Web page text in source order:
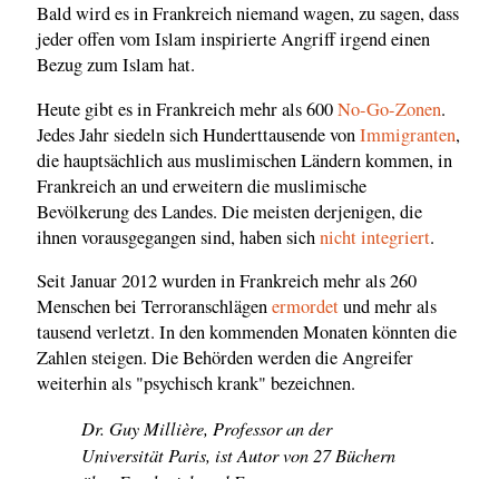
Bald wird es in Frankreich niemand wagen, zu sagen, dass
jeder offen vom Islam inspirierte Angriff irgend einen
Bezug zum Islam hat.
Heute gibt es in Frankreich mehr als 600No-Go-Zonen.
Jedes Jahr siedeln sich Hunderttausende vonImmigranten,
die hauptsächlich aus muslimischen Ländern kommen, in
Frankreich an und erweitern die muslimische
Bevölkerung des Landes. Die meisten derjenigen, die
ihnen vorausgegangen sind, haben sichnicht integriert.
Seit Januar 2012 wurden in Frankreich mehr als 260
Menschen bei Terroranschlägenermordetund mehr als
tausend verletzt. In den kommenden Monaten könnten die
Zahlen steigen. Die Behörden werden die Angreifer
weiterhin als "psychisch krank" bezeichnen.
Dr. Guy Millière, Professor an der
Universität Paris, ist Autor von 27 Büchern